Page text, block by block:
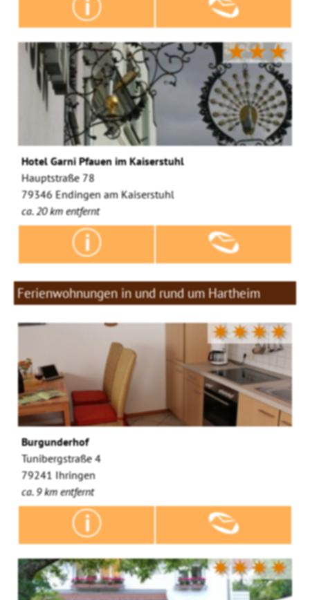
★★★
Hotel Garni Pfauen im Kaiserstuhl
Hauptstraße 78
79346 Endingen am Kaiserstuhl
ca. 20 km entfernt
Ferienwohnungen in und rund um Hartheim
✷✷✷✷
Burgunderhof
Tunibergstraße 4
79241 Ihringen
ca. 9 km entfernt
✷✷✷✷